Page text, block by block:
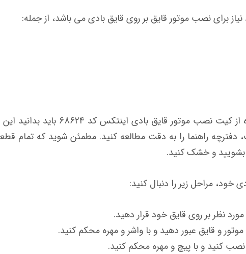
برای نصب موتور قایق بر روی قایق بادی می باشد، از جمله:
چند نکته مهم که در هنگام
دفترچه راهنما را به دقت مطالعه کنید. مطمئن شوید که تمام
بشویید و خشک کنید.
مراحل زیر را دنبال کنید:
نظر بر روی قایق خود قرار دهید.
و قایق عبور دهید و با واشر و مهره محکم کنید.
نصب کنید و با پیچ و مهره محکم کنید.